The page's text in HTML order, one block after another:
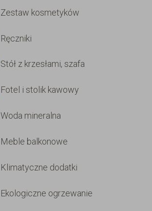
Zestaw kosmetyków
Ręczniki
Stół z krzesłami, szafa
Fotel i stolik kawowy
Woda mineralna
Meble balkonowe
Klimatyczne dodatki
Ekologiczne ogrzewanie